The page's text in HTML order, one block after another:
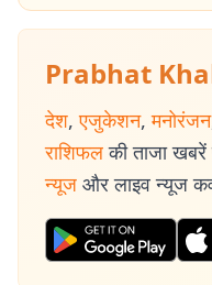
Prabhat
देश, एजुकेशन, मनोरंजन
राशिफल की ताजा खबरें
न्यूज और लाइव न्यूज